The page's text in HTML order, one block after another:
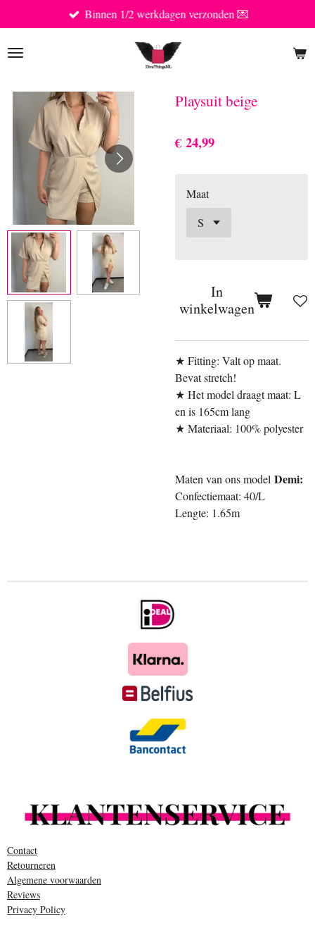
direct
naar
Binnen 1/2 werkdagen verzonden 💌
Playsuit beige
€ 24,99
Maat
In
winkelwagen
★ Fitting: Valt op maat.
Bevat stretch!
★ Het model draagt maat: L
en is 165cm lang
★ Materiaal: 100% polyester
Maten van ons model Demi:
Confectiemaat: 40/L
Lengte: 1.65m
Contact
Retourneren
Algemene voorwaarden
Reviews
Privacy Policy